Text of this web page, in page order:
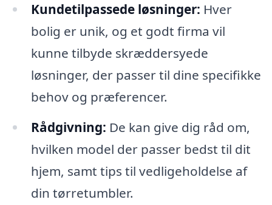
Kundetilpassede løsninger: Hver
bolig er unik, og et godt firma vil
kunne tilbyde skræddersyede
løsninger, der passer til dine specifikke
behov og præferencer.
Rådgivning: De kan give dig råd om,
hvilken model der passer bedst til dit
hjem, samt tips til vedligeholdelse af
din tørretumbler.